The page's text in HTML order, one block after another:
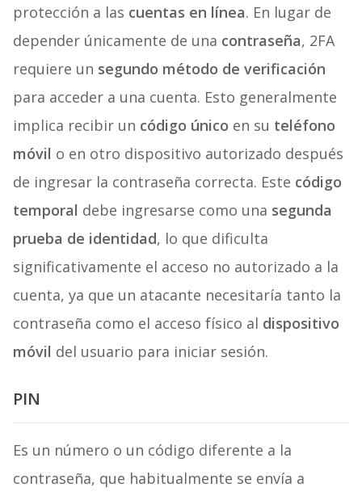
protección a las cuentas en línea. En lugar de
depender únicamente de una contraseña, 2FA
requiere un segundo método de verificación
para acceder a una cuenta. Esto generalmente
implica recibir un código único en su teléfono
móvil o en otro dispositivo autorizado después
de ingresar la contraseña correcta. Este código
temporal debe ingresarse como una segunda
prueba de identidad, lo que dificulta
significativamente el acceso no autorizado a la
cuenta, ya que un atacante necesitaría tanto la
contraseña como el acceso físico al dispositivo
móvil del usuario para iniciar sesión.
PIN
Es un número o un código diferente a la
contraseña, que habitualmente se envía a